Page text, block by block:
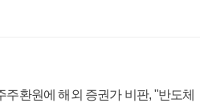
환원에 해외 증권가 비판, "반도체